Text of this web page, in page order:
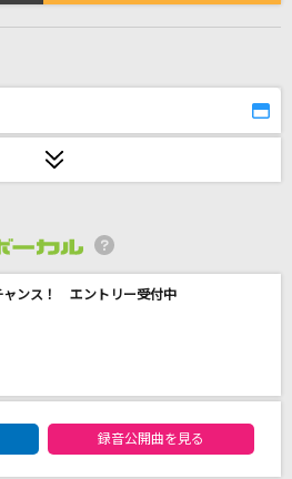
ャンス！ エントリー受付中
カルエントリーランキング
録音公開曲を見る